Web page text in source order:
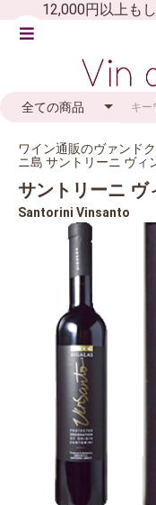
12,000円以上も
ワイン通販のヴァンド
ニ島 サントリーニ ヴィ
サントリーニ ヴ
Santorini Vinsanto